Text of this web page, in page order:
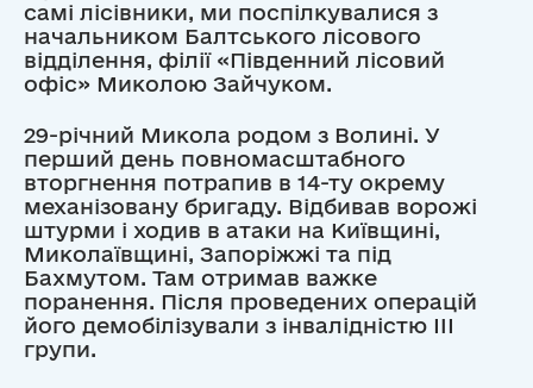
самі лісівники, ми поспілкувалися з
начальником Балтського лісового
відділення, філії «Південний лісовий
офіс» Миколою Зайчуком.
29-річний Микола родом з Волині. У
перший день повномасштабного
вторгнення потрапив в 14-ту окрему
механізовану бригаду. Відбивав ворожі
штурми і ходив в атаки на Київщині,
Миколаївщині, Запоріжжі та під
Бахмутом. Там отримав важке
поранення. Після проведених операцій
його демобілізували з інвалідністю III
групи.